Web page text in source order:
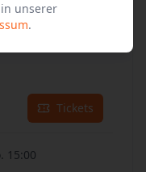
19:30
Tickets
15:00
unserer
.